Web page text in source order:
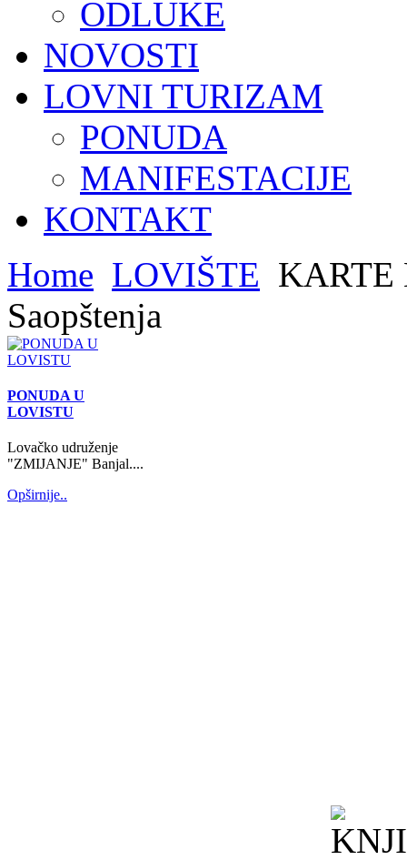
ODLUKE
NOVOSTI
LOVNI TURIZAM
PONUDA
MANIFESTACIJE
KONTAKT
Home LOVIŠTE KARTE
Saopštenja
PONUDA U
LOVISTU
Lovačko udruženje
"ZMIJANJE" Banjal....
Opširnije..